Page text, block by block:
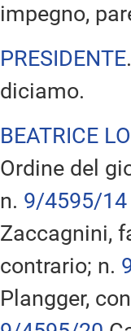
impegno,
PRESIDENTE
diciamo.
BEATRICE
Ordine del
n. 9/4595/14
Zaccagnini,
contrario; n.
Plangger,